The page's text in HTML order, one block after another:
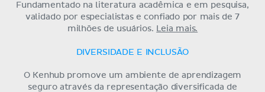
Fundamentado na literatura acadêmica e em pesquisa,
validado por especialistas e confiado por mais de 7
milhões de usuários.
Leia mais.
DIVERSIDADE E INCLUSÃO
O Kenhub promove um ambiente de aprendizagem
seguro através da representação diversificada de